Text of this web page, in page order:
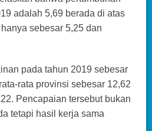
adalah 5,69 berada di atas
sebesar 5,25 dan
pada tahun 2019 sebesar
rata provinsi sebesar 12,62
Pencapaian tersebut bukan
tetapi hasil kerja sama